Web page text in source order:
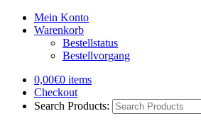
Mein Konto
Warenkorb
Bestellstatus
Bestellvorgang
0,00€0 items
Checkout
Search Products: